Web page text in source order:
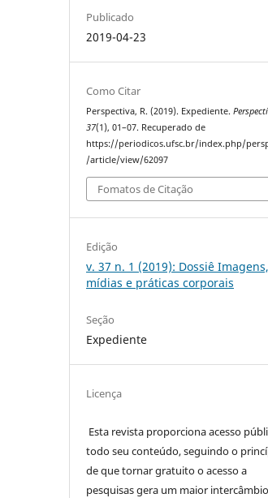
Publicado
2019-04-23
Como Citar
Perspectiva, R. (2019). Expediente.
37(1), 01–07. Recuperado de
https://periodicos.ufsc.br/index.php/
/article/view/62097
Fomatos de Citação
Edição
v. 37 n. 1 (2019): Dossiê Imagens,
mídias e práticas corporais
Seção
Expediente
Licença
Esta revista proporciona acesso
todo seu conteúdo, seguindo o
de que tornar gratuito o acesso a
pesquisas gera um maior intercâmbio